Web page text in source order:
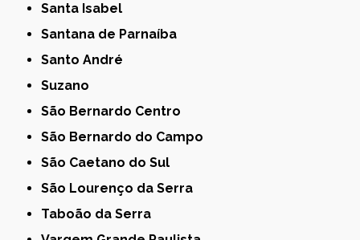
Santa Isabel
Santana de Parnaíba
Santo André
Suzano
São Bernardo Centro
São Bernardo do Campo
São Caetano do Sul
São Lourenço da Serra
Taboão da Serra